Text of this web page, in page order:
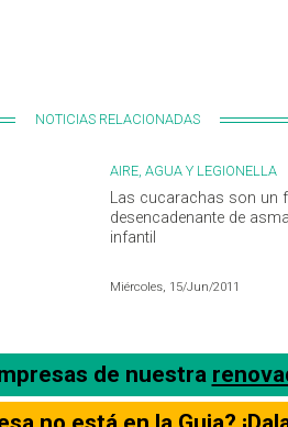
NOTICIAS RELACIONADAS
AIRE, AGUA Y LEGIONELLA
Las cucarachas son un
desencadenante de asma
infantil
Miércoles, 15/Jun/2011
de nuestra